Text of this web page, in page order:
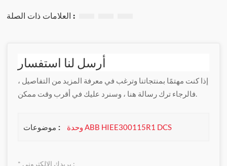
العلامات ذات الصلة :
أرسل لنا استفسار
إذا كنت مهتمًا بمنتجاتنا وترغب في معرفة المزيد من التفاصيل ،
فالرجاء ترك رسالة هنا ، وسنرد عليك في أقرب وقت ممكن.
موضوعات : وحدة ABB HIEE300115R1 DCS